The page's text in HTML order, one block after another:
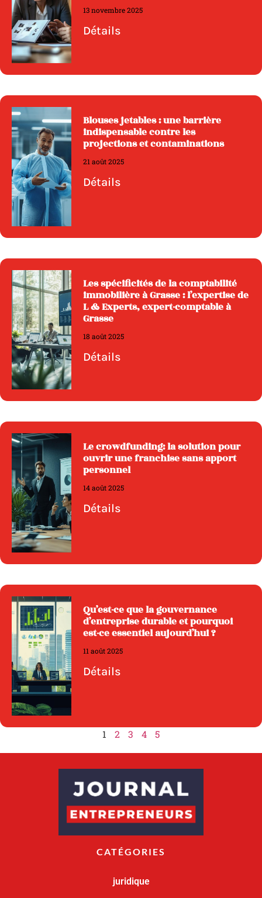
13 novembre 2025
Détails
Blouses jetables : une barrière
indispensable contre les
projections et contaminations
21 août 2025
Détails
Les spécificités de la comptabilité
immobilière à Grasse : l’expertise de
L & Experts, expert-comptable à
Grasse
18 août 2025
Détails
Le crowdfunding: la solution pour
ouvrir une franchise sans apport
personnel
14 août 2025
Détails
Qu’est-ce que la gouvernance
d’entreprise durable et pourquoi
est-ce essentiel aujourd’hui ?
11 août 2025
Détails
1 2 3 4 5
CATÉGORIES
juridique